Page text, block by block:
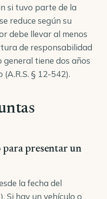
si tuvo parte de la
reduce según su
debe llevar al menos
de responsabilidad
general tiene dos años
(A.R.S. § 12-542).
presentar un
la fecha del
Si hay un vehículo o